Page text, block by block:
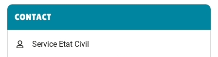
Informations complémentaires
CONTACT
Service Etat Civil